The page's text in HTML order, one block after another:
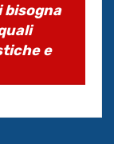
bisogna
e